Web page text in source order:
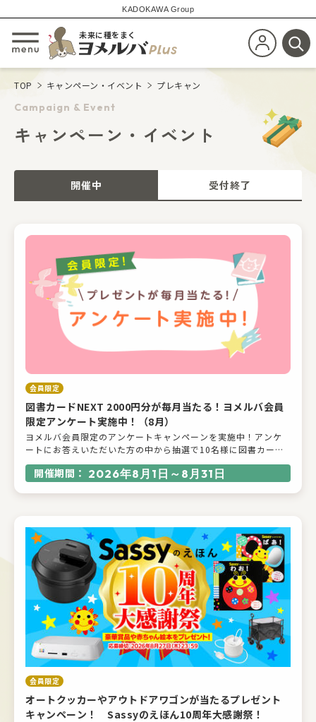
KADOKAWA Group
メニューを開閉する
未来に種をまく
新規会員登
検
TOP キャンペーン・イベント プレキャン
Campaign & Event
キャンペーン・イベント
開催中 受付終了
会員限定
図書カードNEXT 2000円分が毎月当たる！ヨメルバ会員
限定アンケート実施中！（8月）
ヨメルバ会員限定のアンケートキャンペーンを実施中！アンケ
ートにお答えいただいた方の中から抽選で10名様に図書カード
NEXT 2000円分をプレゼント！今月のアンケートは“お子さんと
のお出かけ”について。アンケートは毎月実施します。ぜひご参
開催期間： 2026年8月1日～8月31日
会員限定
オートクッカーやアウトドアワゴンが当たるプレゼント
キャンペーン！ Sassyのえほん10周年大感謝祭！